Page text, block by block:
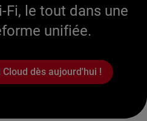
le tout dans une
unifiée.
dès aujourd'hui !